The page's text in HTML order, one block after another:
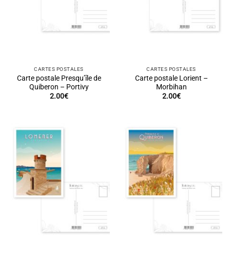
CARTES POSTALES
Carte postale Presqu’île de
Quiberon – Portivy
2.00€
CARTES POSTALES
Carte postale Lorient –
Morbihan
2.00€